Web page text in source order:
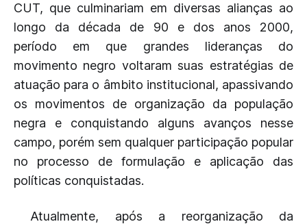
CUT, que culminariam em diversas alianças ao
longo da década de 90 e dos anos 2000,
período em que grandes lideranças do
movimento negro voltaram suas estratégias de
atuação para o âmbito institucional, apassivando
os movimentos de organização da população
negra e conquistando alguns avanços nesse
campo, porém sem qualquer participação popular
no processo de formulação e aplicação das
políticas conquistadas.
Atualmente, após a reorganização da